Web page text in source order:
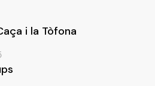
i la Tòfona